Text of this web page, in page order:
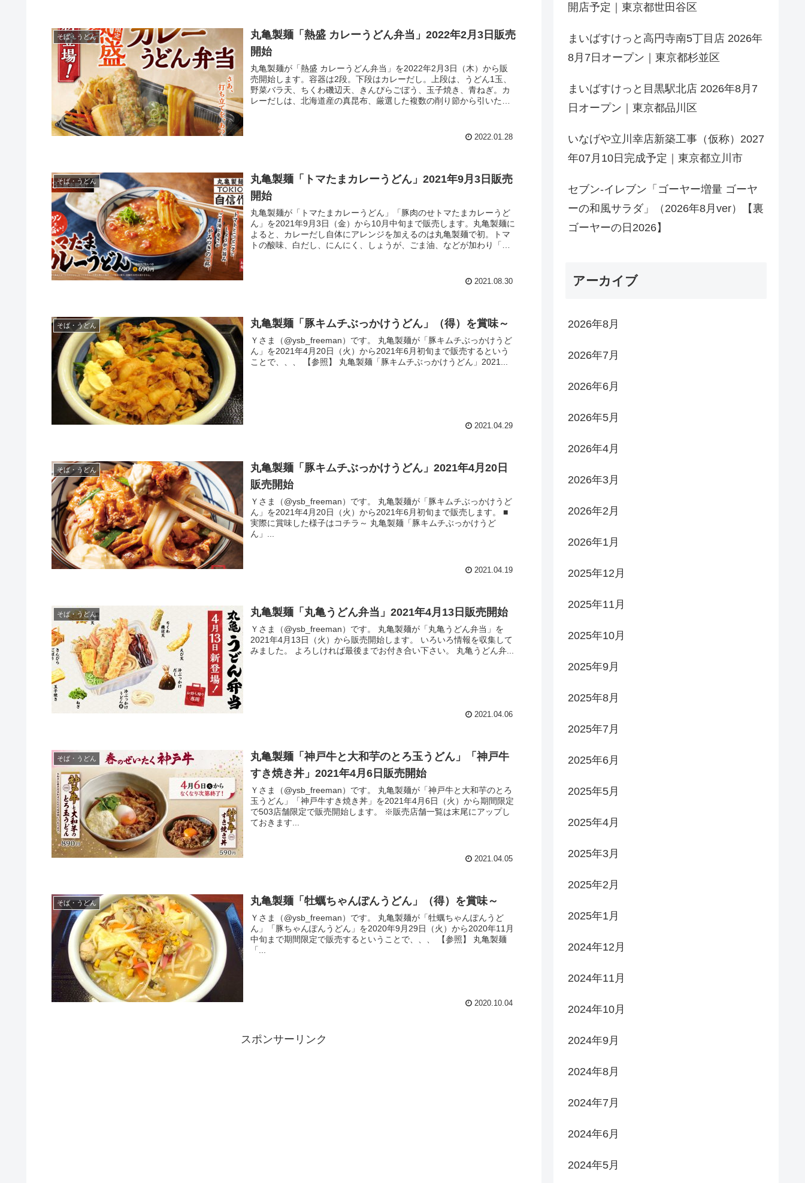
そば・うどん
丸亀製麺「熱盛 カレーうどん弁当」2022年2月3日販売
開始
丸亀製麺が「熱盛 カレーうどん弁当」を2022年2月3日（木）から販
売開始します。容器は2段。下段はカレーだし。上段は、うどん1玉、
野菜バラ天、ちくわ磯辺天、きんぴらごぼう、玉子焼き、青ねぎ。カ
レーだしは、北海道産の真昆布、厳選した複数の削り節から引いた白
2022.01.28
そば・うどん
丸亀製麺「トマたまカレーうどん」2021年9月3日販売
開始
丸亀製麺が「トマたまカレーうどん」「豚肉のせトマたまカレーうど
ん」を2021年9月3日（金）から10月中旬まで販売します。丸亀製麺に
よると、カレーだし自体にアレンジを加えるのは丸亀製麺で初。トマ
トの酸味、白だし、にんにく、しょうが、ごま油、などが加わり「う
2021.08.30
そば・うどん 丸亀製麺「豚キムチぶっかけうどん」（得）を賞味～
Ｙさま（@ysb_freeman）です。 丸亀製麺が「豚キムチぶっかけうど
ん」を2021年4月20日（火）から2021年6月初旬まで販売するという
ことで、、、 【参照】 丸亀製麺「豚キムチぶっかけうどん」2021...
2021.04.29
そば・うどん
丸亀製麺「豚キムチぶっかけうどん」2021年4月20日
販売開始
Ｙさま（@ysb_freeman）です。 丸亀製麺が「豚キムチぶっかけうど
ん」を2021年4月20日（火）から2021年6月初旬まで販売します。 ■
実際に賞味した様子はコチラ～ 丸亀製麺「豚キムチぶっかけうど
ん」...
2021.04.19
そば・うどん 丸亀製麺「丸亀うどん弁当」2021年4月13日販売開始
Ｙさま（@ysb_freeman）です。 丸亀製麺が「丸亀うどん弁当」を
2021年4月13日（火）から販売開始します。 いろいろ情報を収集して
みました。 よろしければ最後までお付き合い下さい。 丸亀うどん弁...
2021.04.06
そば・うどん
丸亀製麺「神戸牛と大和芋のとろ玉うどん」「神戸牛
すき焼き丼」2021年4月6日販売開始
Ｙさま（@ysb_freeman）です。 丸亀製麺が「神戸牛と大和芋のとろ
玉うどん」「神戸牛すき焼き丼」を2021年4月6日（火）から期間限定
で503店舗限定で販売開始します。 ※販売店舗一覧は末尾にアップし
ておきます...
2021.04.05
そば・うどん 丸亀製麺「牡蠣ちゃんぽんうどん」（得）を賞味～
Ｙさま（@ysb_freeman）です。 丸亀製麺が「牡蠣ちゃんぽんうど
ん」「豚ちゃんぽんうどん」を2020年9月29日（火）から2020年11月
中旬まで期間限定で販売するということで、、、 【参照】 丸亀製麺
「...
2020.10.04
スポンサーリンク
開店予定｜東京都世田谷区
まいばすけっと高円寺南5丁目店 2026年
8月7日オープン｜東京都杉並区
まいばすけっと目黒駅北店 2026年8月7
日オープン｜東京都品川区
いなげや立川幸店新築工事（仮称）2027
年07月10日完成予定｜東京都立川市
セブン-イレブン「ゴーヤー増量 ゴーヤ
ーの和風サラダ」（2026年8月ver）【裏
ゴーヤーの日2026】
アーカイブ
2026年8月
2026年7月
2026年6月
2026年5月
2026年4月
2026年3月
2026年2月
2026年1月
2025年12月
2025年11月
2025年10月
2025年9月
2025年8月
2025年7月
2025年6月
2025年5月
2025年4月
2025年3月
2025年2月
2025年1月
2024年12月
2024年11月
2024年10月
2024年9月
2024年8月
2024年7月
2024年6月
2024年5月